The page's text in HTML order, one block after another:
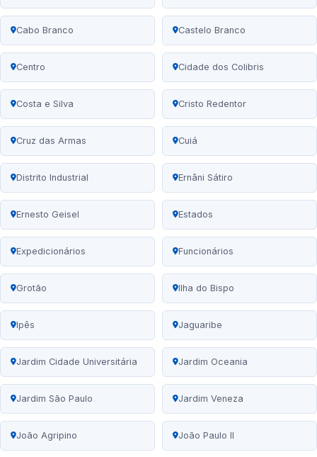
Cabo Branco Castelo Branco
Centro Cidade dos Colibris
Costa e Silva Cristo Redentor
Cruz das Armas Cuiá
Distrito Industrial Ernâni Sátiro
Ernesto Geisel Estados
Expedicionários Funcionários
Grotão Ilha do Bispo
Ipês Jaguaribe
Jardim Cidade Universitária Jardim Oceania
Jardim São Paulo Jardim Veneza
João Agripino João Paulo II